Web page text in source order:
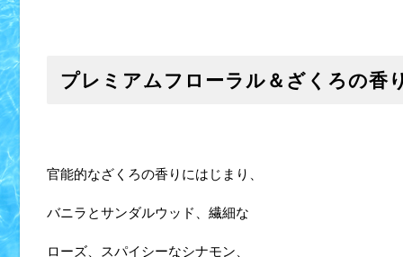
プレミアムフローラル＆ざくろの香
官能的なざくろの香りにはじまり、
バニラとサンダルウッド、繊細な
ローズ、スパイシーなシナモン、